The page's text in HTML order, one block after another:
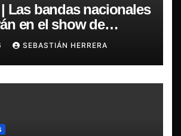
Las bandas nacionales
en el show de
Santiago
SEBASTIÁN HERRERA